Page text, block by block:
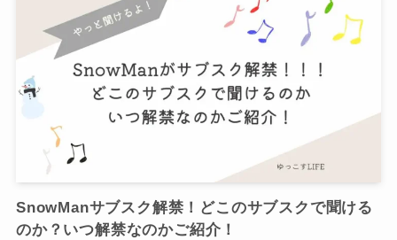
SnowManサブスク解禁！どこのサブスクで聞ける
のか？いつ解禁なのかご紹介！